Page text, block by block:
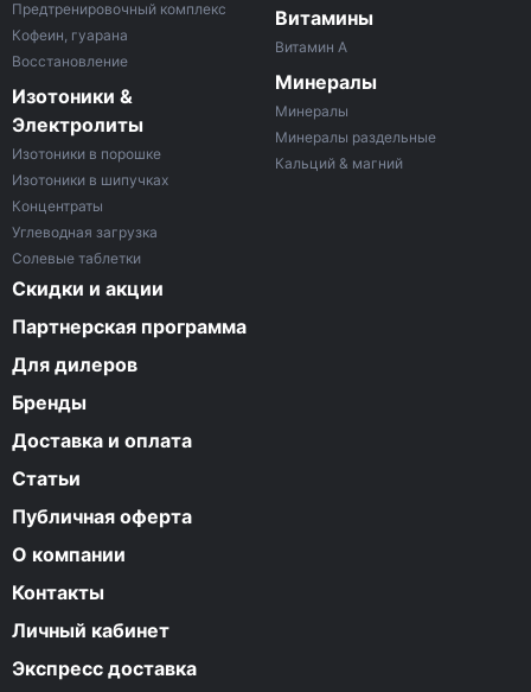
Предтренировочный комплекс
Кофеин, гуарана
Восстановление
Изотоники &
Электролиты
Изотоники в порошке
Изотоники в шипучках
Концентраты
Углеводная загрузка
Солевые таблетки
Витамины
Витамин A
Минералы
Минералы
Минералы раздельные
Кальций & магний
Скидки и акции
Партнерская программа
Для дилеров
Бренды
Доставка и оплата
Статьи
Публичная оферта
О компании
Контакты
Личный кабинет
Экспресс доставка